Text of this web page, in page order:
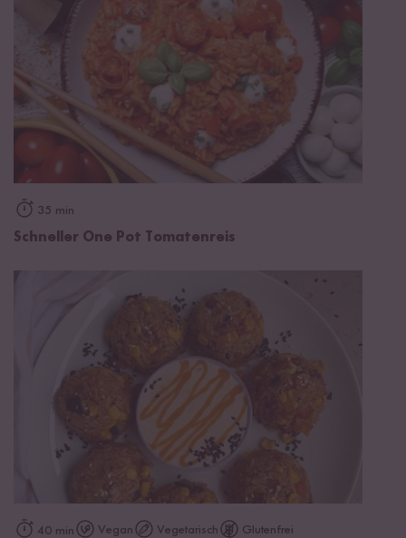
35 min
Schneller One Pot Tomatenreis
40 min Vegan Vegetarisch Glutenfrei